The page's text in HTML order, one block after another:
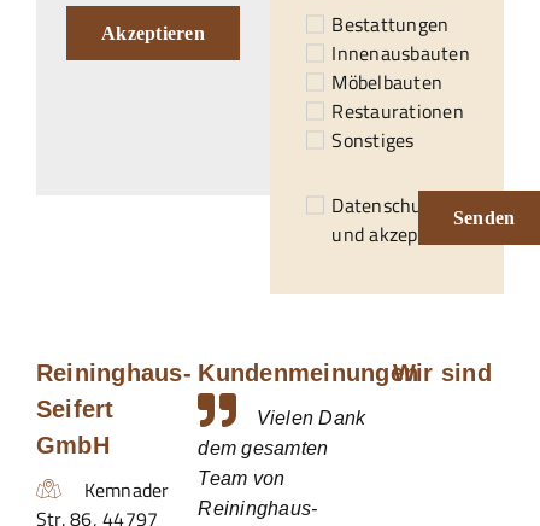
Akzeptieren
Bestattungen
Innenausbauten
Möbelbauten
Restaurationen
Sonstiges
Datenschutzerklärung
und akzeptiert.*
Senden
Reininghaus-
Seifert
GmbH
Kemnader
Str. 86,44797
Kundenmeinungen
Vielen Dank
dem gesamten
Team von
Reininghaus-
Wir sind